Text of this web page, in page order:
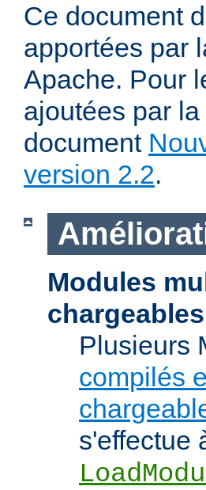
Ce document
apportées par
Apache. Pour
ajoutées par
document
version 2.2.
Modules
Plusieurs
compilés
s'effectue